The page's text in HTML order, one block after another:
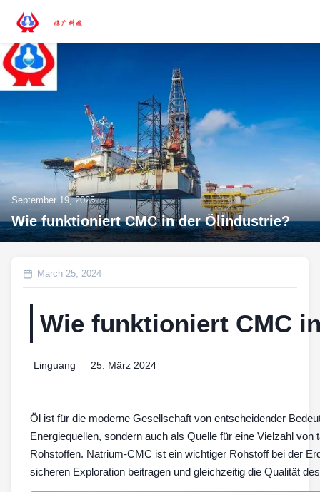
September 19, 2025
Wie funktioniert CMC in der Ölindustrie?
March 25, 2024
Wie funktioniert CMC
Linguang 25. März 2024
Öl ist für die moderne Gesellschaft von entscheidender
Energiequellen, sondern auch als Quelle für eine Vielzahl
Rohstoffen. Natrium-CMC ist ein wichtiger Rohstoff bei der
sicheren Exploration beitragen und gleichzeitig die Qualität